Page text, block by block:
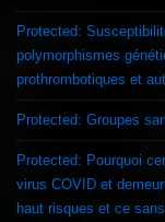
Protected:
polymorphismes
prothrombotiques et
Protected: Groupes
Protected: Pourquoi
virus COVID et
haut risques et ce